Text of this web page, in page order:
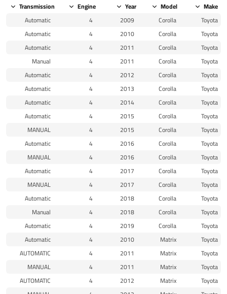
Make
Model
Year
Engine
Transmission
Toyota
Corolla
2009
4
Automatic
Toyota
Corolla
2010
4
Automatic
Toyota
Corolla
2011
4
Automatic
Toyota
Corolla
2011
4
Manual
Toyota
Corolla
2012
4
Automatic
Toyota
Corolla
2013
4
Automatic
Toyota
Corolla
2014
4
Automatic
Toyota
Corolla
2015
4
Automatic
Toyota
Corolla
2015
4
MANUAL
Toyota
Corolla
2016
4
Automatic
Toyota
Corolla
2016
4
MANUAL
Toyota
Corolla
2017
4
Automatic
Toyota
Corolla
2017
4
MANUAL
Toyota
Corolla
2018
4
Automatic
Toyota
Corolla
2018
4
Manual
Toyota
Corolla
2019
4
Automatic
Toyota
Matrix
2010
4
Automatic
Toyota
Matrix
2011
4
AUTOMATIC
Toyota
Matrix
2011
4
MANUAL
Toyota
Matrix
2012
4
AUTOMATIC